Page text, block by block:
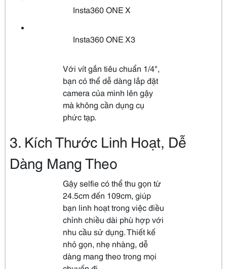
Insta360 ONE X
Insta360 ONE X3
Với vít gắn tiêu chuẩn 1/4",
bạn có thể dễ dàng lắp đặt
camera của mình lên gậy
mà không cần dụng cụ
phức tạp.
3. Kích Thước Linh Hoạt, Dễ
Dàng Mang Theo
Gậy selfie có thể thu gọn từ
24.5cm đến 109cm, giúp
bạn linh hoạt trong việc điều
chỉnh chiều dài phù hợp với
nhu cầu sử dụng. Thiết kế
nhỏ gọn, nhẹ nhàng, dễ
dàng mang theo trong mọi